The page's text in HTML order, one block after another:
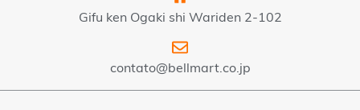
Gifu ken Ogaki shi Wariden 2-102
contato@bellmart.co.jp